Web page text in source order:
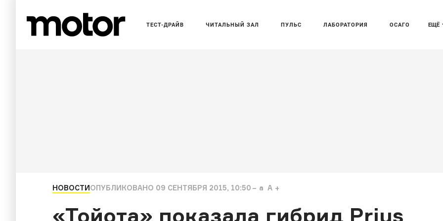
ЕЩЁ
ТЕСТ-ДРАЙВ ЧИТАЛЬНЫЙ ЗАЛ ПУЛЬС ЛАБОРАТОРИЯ ОСАГО
НОВОСТИОПУБЛИКОВАНО 09 СЕНТЯБРЯ 2015, 10:50 a A
«Тойота» показала гибрид Prius